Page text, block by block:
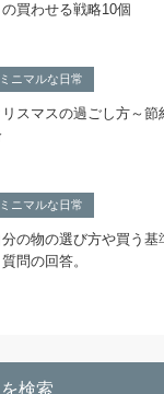
の買わせる戦略10個
ミニマルな日常
リスマスの過ごし方～
ミニマルな日常
分の物の選び方や買う
質問の回答。
検索